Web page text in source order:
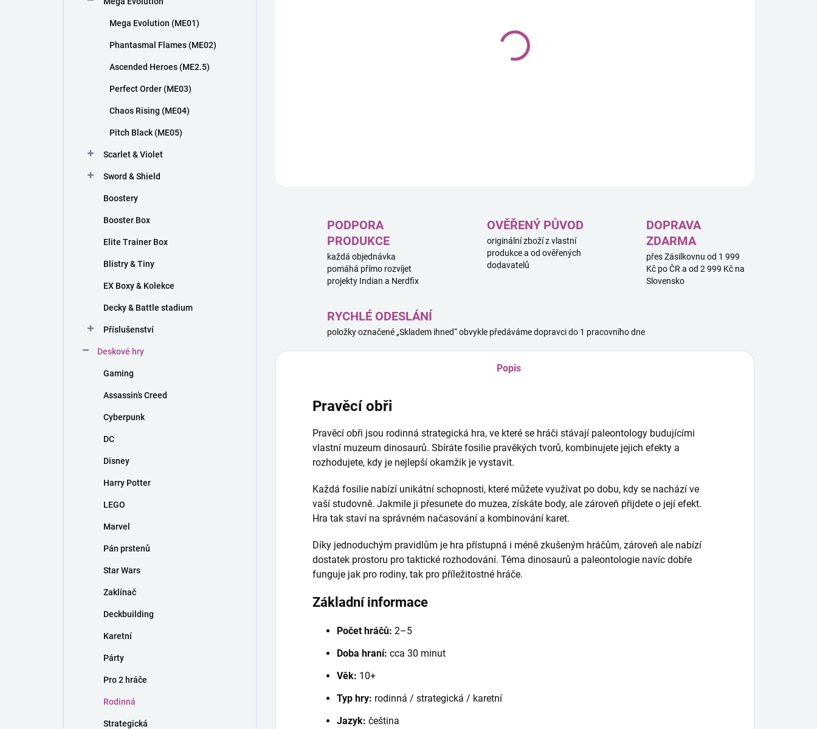
Mega Evolution (ME01)
Phantasmal Flames (ME02)
Ascended Heroes (ME2.5)
Perfect Order (ME03)
Chaos Rising (ME04)
Pitch Black (ME05)
Scarlet & Violet
Sword & Shield
Boostery
Booster Box
Elite Trainer Box
Blistry & Tiny
EX Boxy & Kolekce
Decky & Battle stadium
Příslušenství
Deskové hry
Gaming
Assassin’s Creed
Cyberpunk
DC
Disney
Harry Potter
LEGO
Marvel
Pán prstenů
Star Wars
Zaklínač
Deckbuilding
Karetní
Párty
Pro 2 hráče
Rodinná
Strategická
PODPORA
PRODUKCE
každá objednávka
pomáhá přímo rozvíjet
projekty Indian a Nerdfix
OVĚŘENÝ PŮVOD
originální zboží z vlastní
produkce a od ověřených
dodavatelů
DOPRAVA
ZDARMA
přes Zásilkovnu od 1 999
Kč po ČR a od 2 999 Kč na
Slovensko
RYCHLÉ ODESLÁNÍ
položky označené „Skladem ihned“ obvykle předáváme dopravci do 1 pracovního dne
Popis
Pravěcí obři
Pravěcí obři jsou rodinná strategická hra, ve které se hráči stávají paleontology budujícími
vlastní muzeum dinosaurů. Sbíráte fosilie pravěkých tvorů, kombinujete jejich efekty a
rozhodujete, kdy je nejlepší okamžik je vystavit.
Každá fosilie nabízí unikátní schopnosti, které můžete využívat po dobu, kdy se nachází ve
vaší studovně. Jakmile ji přesunete do muzea, získáte body, ale zároveň přijdete o její efekt.
Hra tak staví na správném načasování a kombinování karet.
Díky jednoduchým pravidlům je hra přístupná i méně zkušeným hráčům, zároveň ale nabízí
dostatek prostoru pro taktické rozhodování. Téma dinosaurů a paleontologie navíc dobře
funguje jak pro rodiny, tak pro příležitostné hráče.
Základní informace
Počet hráčů: 2–5
Doba hraní: cca 30 minut
Věk: 10+
Typ hry: rodinná / strategická / karetní
Jazyk: čeština